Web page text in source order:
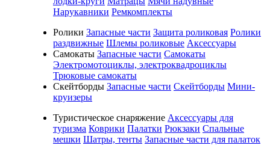
Нарукавники Ремкомплекты
Ролики Запасные части Защита роликовая Ролики
раздвижные Шлемы роликовые Аксессуары
Самокаты Запасные части Самокаты
Электромотоциклы, электроквадроциклы
Трюковые самокаты
Скейтборды Запасные части Скейтборды Мини-
круизеры
Туристическое снаряжение Аксессуары для
туризма Коврики Палатки Рюкзаки Спальные
мешки Шатры, тенты Запасные части для палаток